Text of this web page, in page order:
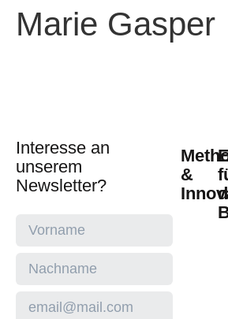
Marie Gasper
Interesse an
unserem
Newsletter?
&